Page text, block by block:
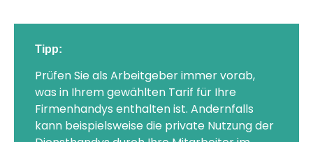
Tipp:
Prüfen Sie als Arbeitgeber immer vorab,
was in Ihrem gewählten Tarif für Ihre
Firmenhandys enthalten ist. Andernfalls
kann beispielsweise die private Nutzung der